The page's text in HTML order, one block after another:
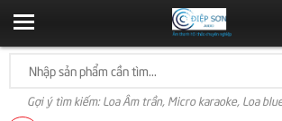
Gợi ý tìm kiếm: Loa Âm trần, Micro karaoke, Loa